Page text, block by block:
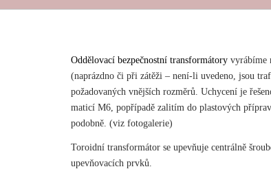
Oddělovací bezpečnostní transformátoryvyrábíme
(naprázdno či při zátěži – není-li uvedeno, jsou
požadovaných vnějších rozměrů. Uchycení je
maticí M6, popřípadě zalitím do plastových
podobně. (viz fotogalerie)
Toroidní transformátor se upevňuje centrálně
upevňovacích prvků.